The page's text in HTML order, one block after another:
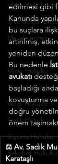
İdare Hukuku
İş ve Sosyal
Makalelerimiz
Polis - Asker
Miras Hukuku
Ticaret Hukuku
Vergi Hukuku
Trafik Hukuku
Sigorta Hukuku
Rekabet Hukuku
edilmesi gibi
Kanunda
bu suçlara
artırılmış,
yeniden
Bu nedenle
avukatı
başladığı
kovuşturma ve
doğru
önem
⚖️ Av. Sadık
Karataşlı